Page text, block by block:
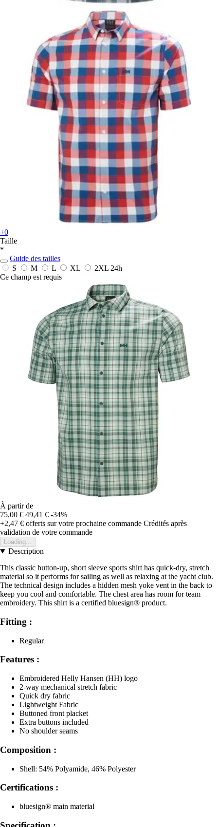
+0
Taille
*
Guide des tailles
S
M L XL 2XL 24h
Ce champ est requis
À partir de
75,00 € 49,41 € -34%
+2,47 € offerts sur votre prochaine commande Crédités après
validation de votre commande
Loading...
Description
This classic button-up, short sleeve sports shirt has quick-dry, stretch
material so it performs for sailing as well as relaxing at the yacht club.
The technical design includes a hidden mesh yoke vent in the back to
keep you cool and comfortable. The chest area has room for team
embroidery. This shirt is a certified bluesign® product.
Fitting :
Regular
Features :
Embroidered Helly Hansen (HH) logo
2-way mechanical stretch fabric
Quick dry fabric
Lightweight Fabric
Buttoned front placket
Extra buttons included
No shoulder seams
Composition :
Shell: 54% Polyamide, 46% Polyester
Certifications :
bluesign® main material